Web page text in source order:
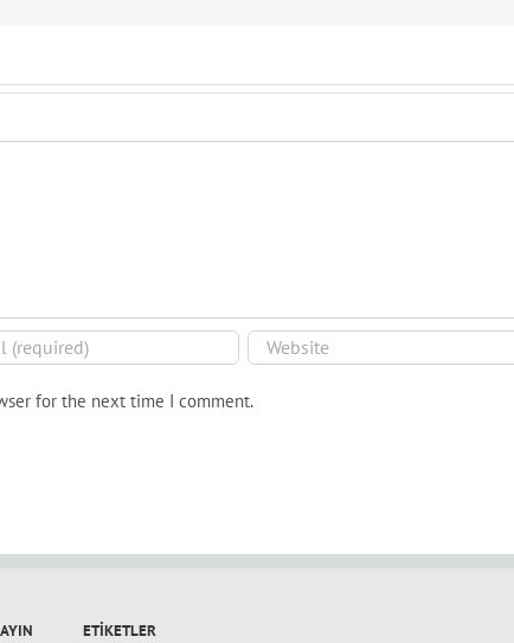
for the next time I comment.
ETIKETLER